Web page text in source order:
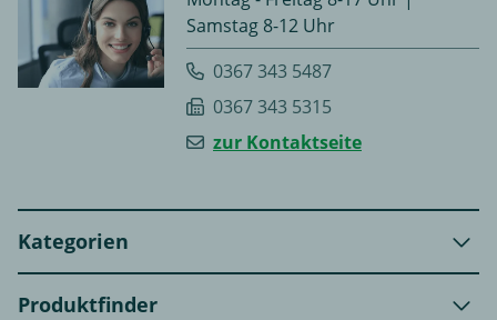
Samstag 8-12 Uhr
0367 343 5487
0367 343 5315
zur Kontaktseite
Kategorien
Produktfinder